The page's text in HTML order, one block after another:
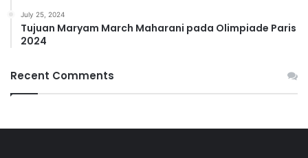
July 25, 2024
Tujuan Maryam March Maharani pada Olimpiade Paris
2024
Recent Comments